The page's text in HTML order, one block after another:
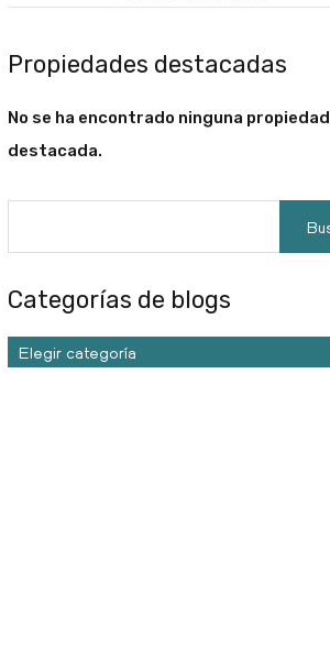
Propiedades destacadas
No se ha encontrado ninguna propiedad
destacada.
Categorías de blogs
Elegir categoría